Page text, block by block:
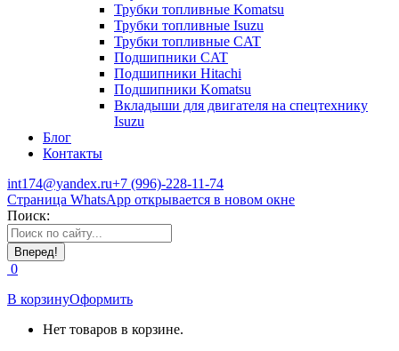
Трубки топливные Komatsu
Трубки топливные Isuzu
Трубки топливные CAT
Подшипники CAT
Подшипники Hitachi
Подшипники Komatsu
Вкладыши для двигателя на спецтехнику
Isuzu
Блог
Контакты
int174@yandex.ru+7 (996)-228-11-74
Страница WhatsApp открывается в новом окне
Поиск:
0
В корзинуОформить
Нет товаров в корзине.